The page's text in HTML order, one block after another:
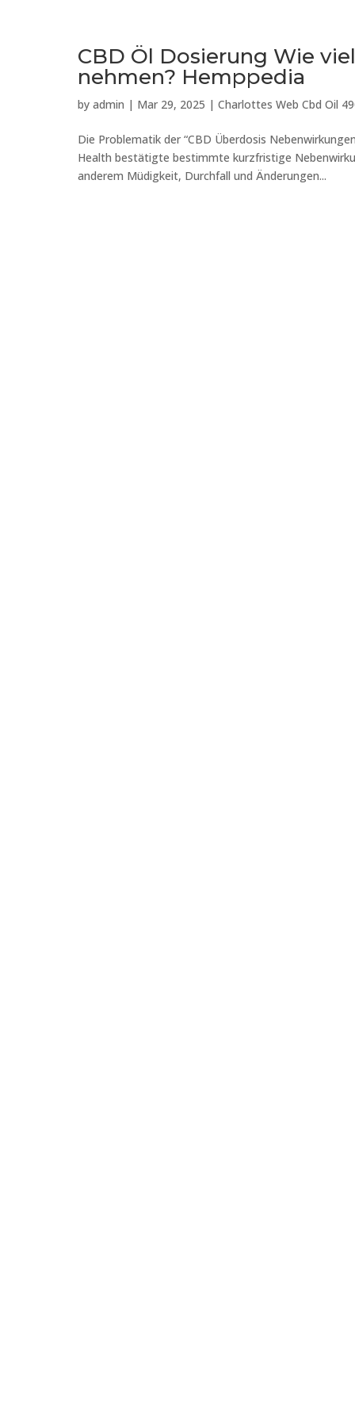
CBD Öl Dosierung Wie
nehmen? Hemppedia
by admin | Mar 29, 2025 | Charlottes Web Cbd Oil
Die Problematik der “CBD Überdosis
Health bestätigte bestimmte kurzfristige
anderem Müdigkeit, Durchfall und Änderungen...